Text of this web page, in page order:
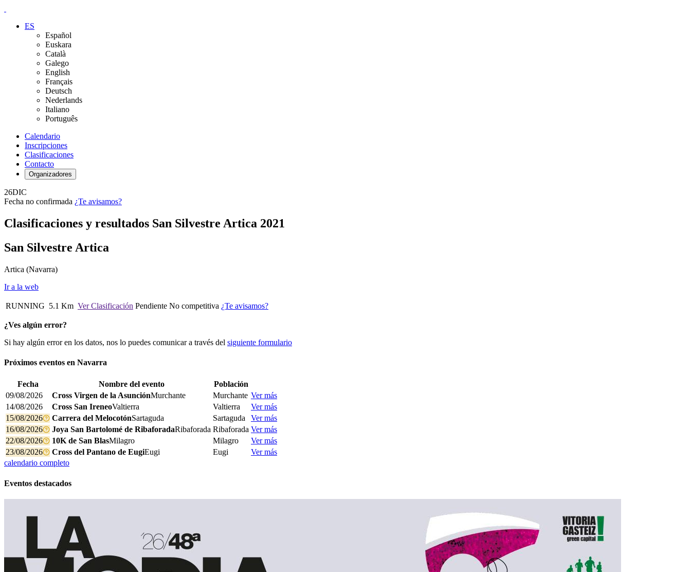
ES
Español
Euskara
Català
Galego
English
Français
Deutsch
Nederlands
Italiano
Português
Calendario
Inscripciones
Clasificaciones
Contacto
Organizadores
26DIC
Fecha no confirmada ¿Te avisamos?
Clasificaciones y resultados San Silvestre Artica 2021
San Silvestre Artica
Artica (Navarra)
Ir a la web
RUNNING 5.1 Km Ver Clasificación Pendiente No competitiva ¿Te avisamos?
¿Ves algún error?
Si hay algún error en los datos, nos lo puedes comunicar a través del siguiente formulario
Próximos eventos en Navarra
Fecha Nombre del evento
Población
09/08/2026
Cross Virgen de la AsunciónMurchante Murchante Ver más
14/08/2026
Cross San IreneoValtierra Valtierra
Ver más
15/08/2026
Carrera del MelocotónSartaguda Sartaguda
Ver más
16/08/2026
Joya San Bartolomé de RibaforadaRibaforada Ribaforada Ver más
22/08/2026
10K de San BlasMilagro Milagro
Ver más
23/08/2026
Cross del Pantano de EugiEugi Eugi
Ver más
calendario completo
Eventos destacados